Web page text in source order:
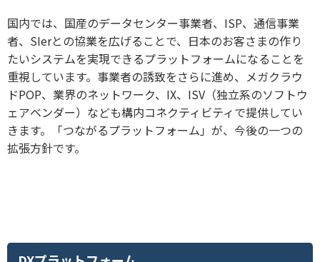
国内では、国産のデータセンター事業者、ISP、通信事業
者、SIerとの協業を広げることで、日本のお客さまの作り
たいシステムを実現できるプラットフォームになることを
重視しています。事業者の誘致をさらに進め、メガクラウ
ドPOP、業界のネットワーク、IX、ISV（独立系のソフトウ
ェアベンダー）なども構内コネクティビティで提供してい
きます。「つながるプラットフォーム」が、今後の一つの
拡張方針です。